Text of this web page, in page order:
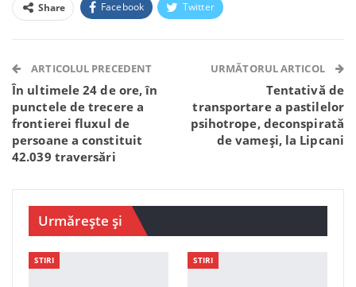
Share Facebook Twitter
Telegram WhatsApp Viber
ARTICOLUL PRECEDENT
În ultimele 24 de ore, în
punctele de trecere a
frontierei fluxul de
persoane a constituit
42.039 traversări
URMĂTORUL ARTICOL
Tentativă de
transportare a pastilelor
psihotrope, deconspirată
de vameși, la Lipcani
Urmărește și
STIRI STIRI